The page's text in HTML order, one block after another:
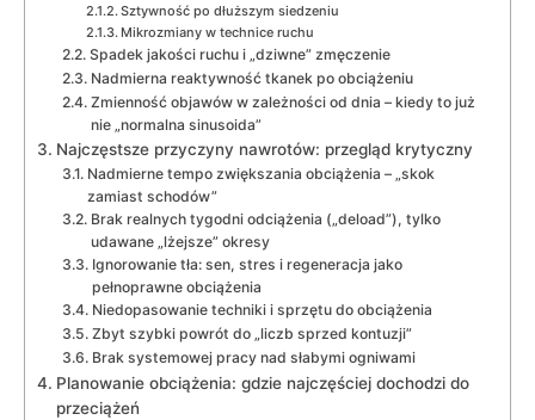
Sztywność po dłuższym siedzeniu
Mikrozmiany w technice ruchu
Spadek jakości ruchu i „dziwne” zmęczenie
Nadmierna reaktywność tkanek po obciążeniu
Zmienność objawów w zależności od dnia – kiedy to już
nie „normalna sinusoida”
Najczęstsze przyczyny nawrotów: przegląd krytyczny
Nadmierne tempo zwiększania obciążenia – „skok
zamiast schodów”
Brak realnych tygodni odciążenia („deload”), tylko
udawane „lżejsze” okresy
Ignorowanie tła: sen, stres i regeneracja jako
pełnoprawne obciążenia
Niedopasowanie techniki i sprzętu do obciążenia
Zbyt szybki powrót do „liczb sprzed kontuzji”
Brak systemowej pracy nad słabymi ogniwami
Planowanie obciążenia: gdzie najczęściej dochodzi do
przeciążeń